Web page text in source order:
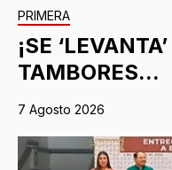
PRIMERA
¡SE
TAMBORES...
7 Agosto 2026